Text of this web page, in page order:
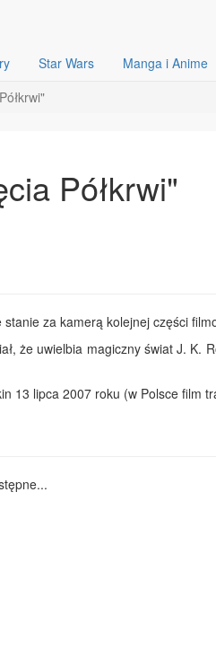
Star Wars Manga i Anime
Półkrwi"
stanie za kamerą kolejnej części
że uwielbia magiczny świat J. K.
13 lipca 2007 roku (w Polsce film